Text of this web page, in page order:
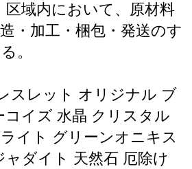
区域内において、原材料
・加工・梱包・発送のす
。
スレット オリジナル ブ
コイズ 水晶 クリスタル
イト グリーンオニキス
ダイト 天然石 厄除け